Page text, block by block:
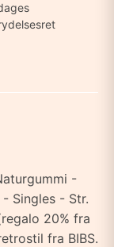
-
- Singles - Str.
20% fra
fra BIBS.